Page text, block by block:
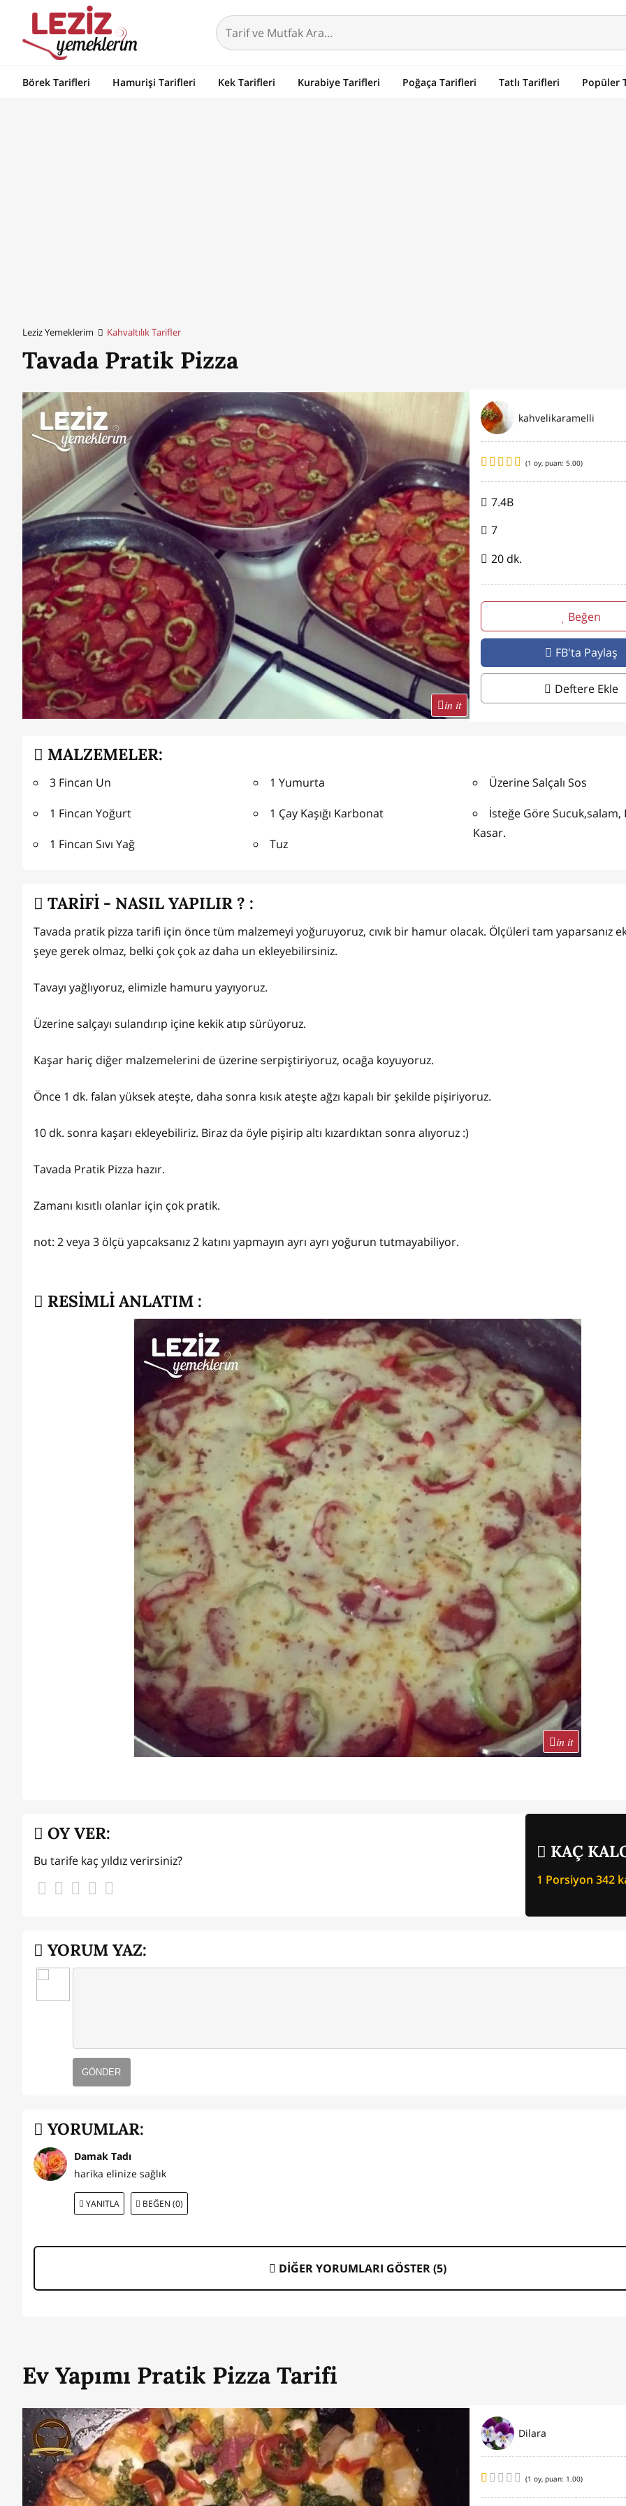
Börek Tarifleri Hamurişi Tarifleri Kek Tarifleri Kurabiye Tarifleri Poğaça Tarifleri Tatlı Tarifleri Popüler
Leziz Yemeklerim Kahvaltılık Tarifler
Tavada Pratik Pizza
in it
kahvelikaramelli
(1 oy, puan: 5.00)
7.4B
7
20 dk.
Beğen
FB'ta Paylaş
Deftere Ekle
MALZEMELER:
3 Fincan Un
1 Fincan Yoğurt
1 Fincan Sıvı Yağ
1 Yumurta
1 Çay Kaşığı Karbonat
Tuz
Üzerine Salçalı Sos
İsteğe Göre Sucuk,salam,
Kasar.
TARİFİ - NASIL YAPILIR ? :
Tavada pratik pizza tarifi için önce tüm malzemeyi yoğuruyoruz, cıvık bir hamur olacak. Ölçüleri tam yaparsanız
şeye gerek olmaz, belki çok çok az daha un ekleyebilirsiniz.
Tavayı yağlıyoruz, elimizle hamuru yayıyoruz.
Üzerine salçayı sulandırıp içine kekik atıp sürüyoruz.
Kaşar hariç diğer malzemelerini de üzerine serpiştiriyoruz, ocağa koyuyoruz.
Önce 1 dk. falan yüksek ateşte, daha sonra kısık ateşte ağzı kapalı bir şekilde pişiriyoruz.
10 dk. sonra kaşarı ekleyebiliriz. Biraz da öyle pişirip altı kızardıktan sonra alıyoruz :)
Tavada Pratik Pizza hazır.
Zamanı kısıtlı olanlar için çok pratik.
not: 2 veya 3 ölçü yapcaksanız 2 katını yapmayın ayrı ayrı yoğurun tutmayabiliyor.
RESİMLİ ANLATIM :
in it
KAÇ
1 Porsiyon 342
OY VER:
Bu tarife kaç yıldız verirsiniz?
YORUM YAZ:
GÖNDER
YORUMLAR:
Damak Tadı
harika elinize sağlık
YANITLA BEĞEN (0)
DİĞER YORUMLARI GÖSTER (5)
Ev Yapımı Pratik Pizza Tarifi
Dilara
(1 oy, puan: 1.00)